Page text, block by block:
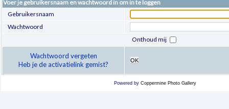
Voer je gebruikersnaam en wachtwoord in om in te loggen
Gebruikersnaam
Wachtwoord
Onthoud mij
Wachtwoord vergeten
Heb je de activatielink gemist?
OK
Powered by Coppermine Photo Gallery